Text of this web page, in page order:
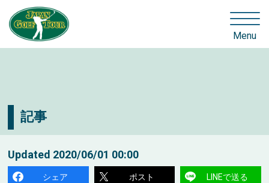
Menu
記事
Updated 2020/06/01 00:00
シェア ポスト LINEで送る